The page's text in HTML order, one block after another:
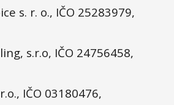
s. r. o., IČO 25283979,
s.r.o, IČO 24756458,
IČO 03180476,